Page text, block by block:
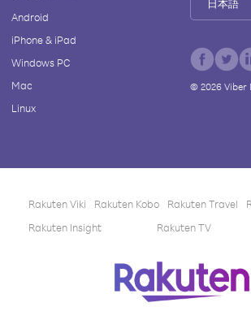
Android
iPhone & iPad
Windows PC
Mac
Linux
日本語
© 2026Viber
Rakuten Viki Rakuten Kobo Rakuten Travel
Rakuten Insight
Rakuten TV